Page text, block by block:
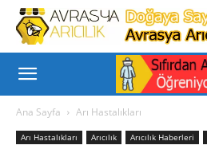
Ana Sayfa Arı Hastalıkları
Arı Hastalıkları Arıcılık Arıcılık Haberleri